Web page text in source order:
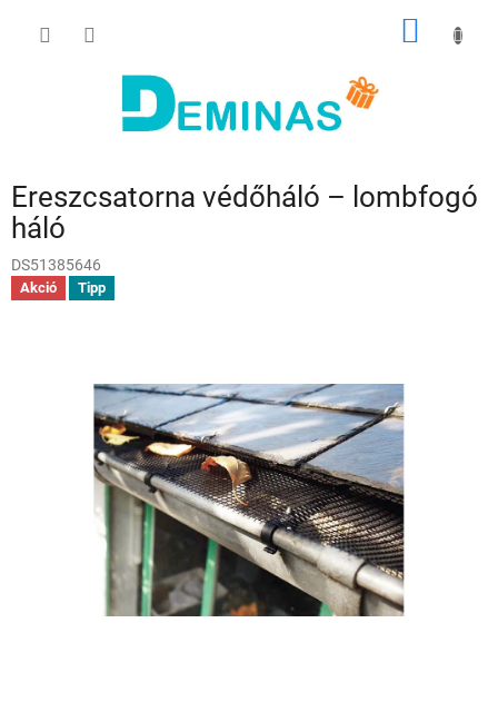
KOSÁR
Ereszcsatorna védőháló – lombfogó
háló
DS51385646
Akció Tipp